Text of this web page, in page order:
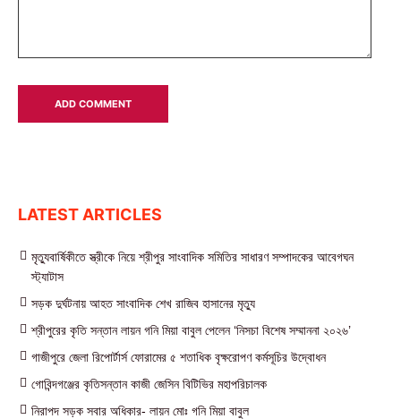
LATEST ARTICLES
মৃত্যুবার্ষিকীতে স্ত্রীকে নিয়ে শ্রীপুর সাংবাদিক সমিতির সাধারণ সম্পাদকের আবেগঘন
স্ট্যাটাস
সড়ক দুর্ঘটনায় আহত সাংবাদিক শেখ রাজিব হাসানের মৃত্যু
শ্রীপুরের কৃতি সন্তান লায়ন গনি মিয়া বাবুল পেলেন ‘নিসচা বিশেষ সম্মাননা ২০২৬’
গাজীপুরে জেলা রিপোর্টার্স ফোরামের ৫ শতাধিক বৃক্ষরোপণ কর্মসূচির উদ্বোধন
গোবিন্দগঞ্জের কৃতিসন্তান কাজী জেসিন বিটিভির মহাপরিচালক
নিরাপদ সড়ক সবার অধিকার- লায়ন মোঃ গনি মিয়া বাবুল